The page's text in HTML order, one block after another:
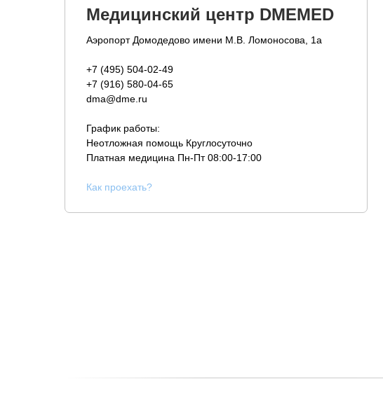
Медицинский центр DMEMED
Аэропорт Домодедово имени М.В. Ломоносова, 1а
+7 (495) 504-02-49
+7 (916) 580-04-65
dma@dme.ru
График работы:
Неотложная помощь Круглосуточно
Платная медицина Пн-Пт 08:00-17:00
Как проехать?